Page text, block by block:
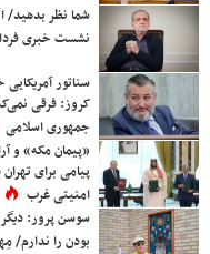
شما نظر بدهید/
نشست خبری
سناتور
کروز: فرقی
جمهوری اسلامی
«پیمان مکه» و
پیامی برای
امنیتی غرب
سوسن پرور:
بودن را ندارم/